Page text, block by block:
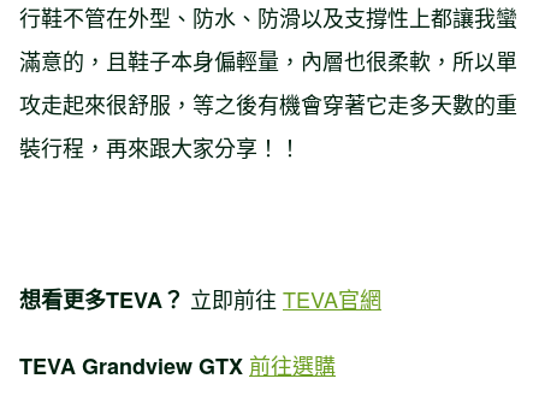
行鞋不管在外型、防水、防滑以及支撐性上都讓我蠻
滿意的，且鞋子本身偏輕量，內層也很柔軟，所以單
攻走起來很舒服，等之後有機會穿著它走多天數的重
裝行程，再來跟大家分享！！
想看更多TEVA？ 立即前往 TEVA官網
TEVA Grandview GTX 前往選購